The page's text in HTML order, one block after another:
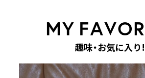
MY FAVOR
趣味・お気に入り!